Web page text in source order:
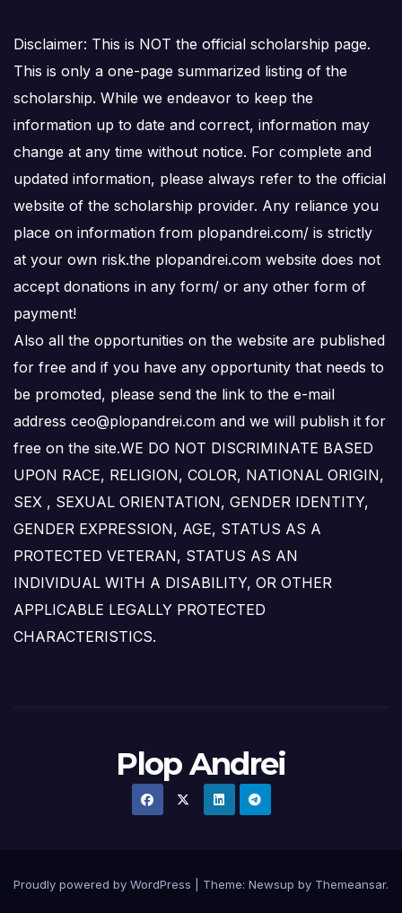
Disclaimer: This is NOT the official scholarship page.
This is only a one-page summarized listing of the
scholarship. While we endeavor to keep the
information up to date and correct, information may
change at any time without notice. For complete and
updated information, please always refer to the official
website of the scholarship provider. Any reliance you
place on information from plopandrei.com/ is strictly
at your own risk.the plopandrei.com website does not
accept donations in any form/ or any other form of
payment!
Also all the opportunities on the website are published
for free and if you have any opportunity that needs to
be promoted, please send the link to the e-mail
address ceo@plopandrei.com and we will publish it for
free on the site.WE DO NOT DISCRIMINATE BASED
UPON RACE, RELIGION, COLOR, NATIONAL ORIGIN,
SEX , SEXUAL ORIENTATION, GENDER IDENTITY,
GENDER EXPRESSION, AGE, STATUS AS A
PROTECTED VETERAN, STATUS AS AN
INDIVIDUAL WITH A DISABILITY, OR OTHER
APPLICABLE LEGALLY PROTECTED
CHARACTERISTICS.
Plop Andrei
Proudly powered by WordPress Theme: Newsup by Themeansar.